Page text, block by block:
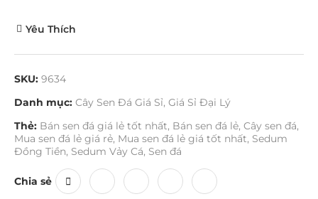
Yêu Thích
SKU: 9634
Danh mục: Cây Sen Đá Giá Sỉ, Giá Sỉ Đại Lý
Thẻ: Bán sen đá giá lẻ tốt nhất, Bán sen đá lẻ, Cây sen đá,
Mua sen đá lẻ giá rẻ, Mua sen đá lẻ giá tốt nhất, Sedum
Đồng Tiền, Sedum Vảy Cá, Sen đá
Chia sẻ